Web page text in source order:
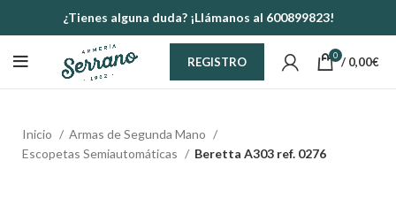
¿Tienes alguna duda? ¡Llámanos al 600899823!
REGISTRO 0 / 0,00€
Inicio
Armas de Segunda Mano
Escopetas Semiautomáticas
Beretta A303 ref. 0276